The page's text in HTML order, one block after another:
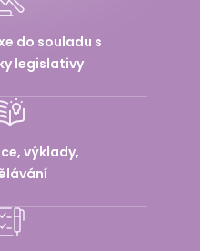
do souladu s
legislativy
výklady,